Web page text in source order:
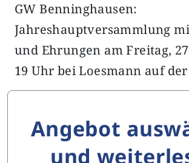
GW Benninghausen:
Jahreshauptversammlung
und Ehrungen am Freitag,
19 Uhr bei Loesmann auf
Angebot
und